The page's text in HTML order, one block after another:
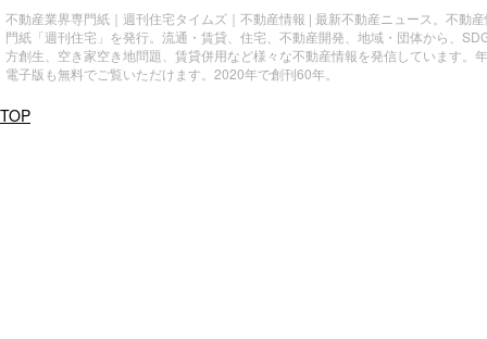
不動産業界専門紙｜週刊住宅タイムズ｜不動産情報 | 最新不動産ニュース。不動
門紙「週刊住宅」を発行。流通・賃貸、住宅、不動産開発、地域・団体から、
方創生、空き家空き地問題、賃貸併用など様々な不動産情報を発信しています。
電子版も無料でご覧いただけます。2020年で創刊60年。
TOP